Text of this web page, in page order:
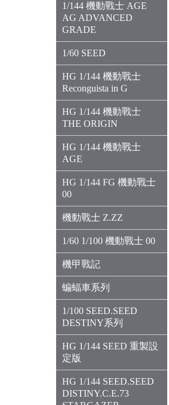
1/144 機動戰士 AGE
AG ADVANCED
GRADE
1/60 SEED
HG 1/144 機動戰士
Reconguista in G
HG 1/144 機動戰士
THE ORIGIN
HG 1/144 機動戰士
AGE
HG 1/144 FG 機動戰士
00
機動戰士 Z.ZZ
1/60 1/100 機動戰士 00
機甲戰記
蝙蝠車系列
1/100 SEED.SEED
DESTINY系列
HG 1/144 SEED 重製設
定版
HG 1/144 SEED.SEED
DISTINY.C.E.73